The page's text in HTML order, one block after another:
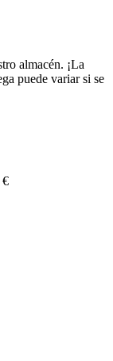
almacén. ¡La
puede variar si se
€